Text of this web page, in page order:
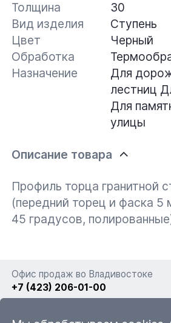
Толщина
30
Вид изделия
Ступень
Цвет
Черный
Обработка
Назначение
Для
лестниц
Для
улицы
Описание товара
Профиль торца гранитной
(передний торец и фаска 5
45 градусов,
Офис продаж во Владивостоке
+7 (423) 206-01-00